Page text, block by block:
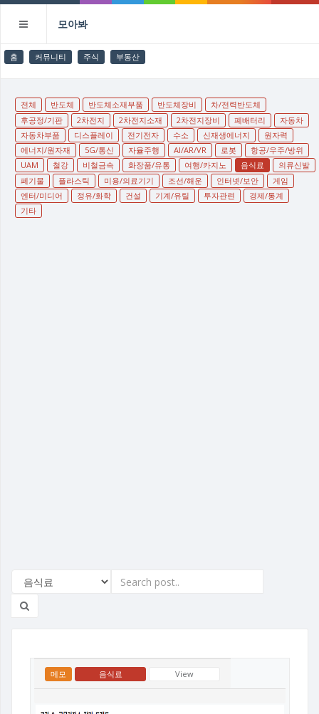
모아봐
홈 커뮤니티 주식 부동산
전체 반도체 반도체소재부품 반도체장비
차/전력반도체
후공정/기판
2차전지 2차전지소재 2차전지장비 폐배터리
자동차
자동차부품
디스플레이 전기전자 수소 신재생에너지
원자력
에너지/원자재
5G/통신 자율주행 AI/AR/VR 로봇
항공/우주/방위
UAM
철강 비철금속 화장품/유통 여행/카지노 음식료
의류신발
폐기물
플라스틱 미용/의료기기 조선/해운 인터넷/보안
게임
엔터/미디어
정유/화학 건설 기계/유틸 투자관련
경제/통계
기타
메모 음식료 View